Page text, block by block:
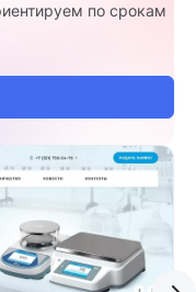
по срокам